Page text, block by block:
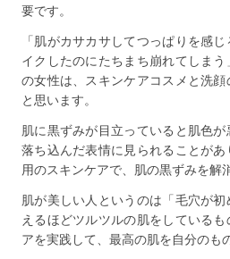
要です。
「肌がカサカサしてつっぱりを感
イクしたのにたちまち崩れてしま
の女性は、スキンケアコスメと洗
と思います。
肌に黒ずみが目立っていると肌色
落ち込んだ表情に見られることが
用のスキンケアで、肌の黒ずみを解
肌が美しい人というのは「毛穴が
えるほどツルツルの肌をしている
アを実践して、最高の肌を自分のも